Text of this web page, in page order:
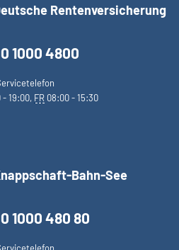
Rentenversicherung
1000 4800
- 19:00, FR 08:00 - 15:30
Bahn-See
1000 480 80